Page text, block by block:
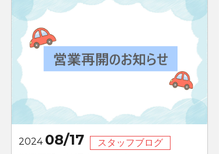
2024 08/17
スタッフブログ